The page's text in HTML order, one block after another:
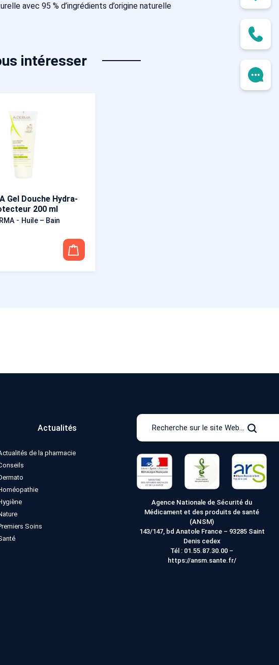
avec 95 % d’ingrédients d’origine naturelle
intéresser
Gel Douche Hydra-
200 ml
- Huile – Bain
Actualités
de la pharmacie
Soins
Recherche
le
site
Web
Agence Nationale de Sécurité du
Médicament et des produits de santé
(ANSM)
143/147, bd Anatole France – 93285 Saint
Denis cedex
Tél : 01.55.87.30.00 –
https://ansm.sante.fr/